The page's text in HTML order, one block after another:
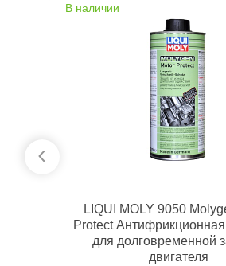
наличии
LIQUI MOLY 9050
Protect
для долговременной
двигателя